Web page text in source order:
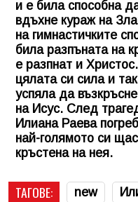
и е била способна
вдъхне кураж на
на гимнастичките
била разпъната на
е разпнат и
цялата си сила и
успяла да
на Исус. След
Илиана Раева
най-голямото си
кръстена на нея.
ТАГОВЕ: new